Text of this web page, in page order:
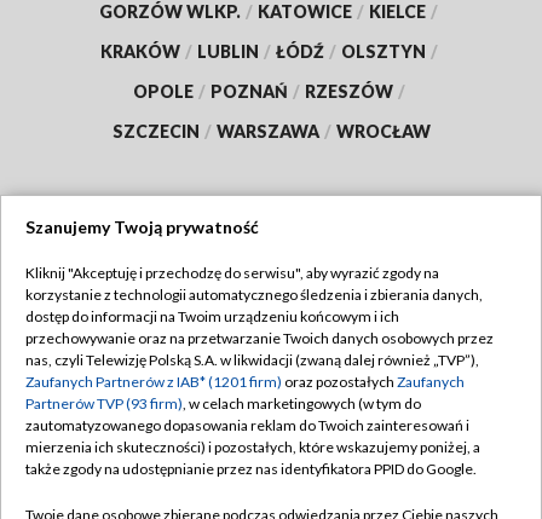
GORZÓW WLKP. / KATOWICE / KIELCE /
KRAKÓW / LUBLIN / ŁÓDŹ / OLSZTYN /
OPOLE / POZNAŃ / RZESZÓW /
SZCZECIN / WARSZAWA / WROCŁAW
TVP
Abonament TVP
Emisja w TVP
Centrum informacji TVP
Naziemna Telewizja Cyfrowa
Regulamin TVP
Polityka prywatności
Moje zgody
Pomoc
Szanujemy Twoją prywatność
Kliknij "Akceptuję i przechodzę do serwisu", aby wyrazić zgody na
korzystanie z technologii automatycznego śledzenia i zbierania danych,
dostęp do informacji na Twoim urządzeniu końcowym i ich
przechowywanie oraz na przetwarzanie Twoich danych osobowych przez
nas, czyli Telewizję Polską S.A. w likwidacji (zwaną dalej również „TVP”),
Zaufanych Partnerów z IAB* (1201 firm) oraz pozostałych Zaufanych
Partnerów TVP (93 firm), w celach marketingowych (w tym do
zautomatyzowanego dopasowania reklam do Twoich zainteresowań i
mierzenia ich skuteczności) i pozostałych, które wskazujemy poniżej, a
także zgody na udostępnianie przez nas identyfikatora PPID do Google.
Twoje dane osobowe zbierane podczas odwiedzania przez Ciebie naszych